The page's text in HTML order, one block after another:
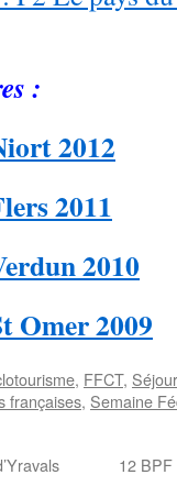
:
2012
2011
2010
Omer 2009
, FFCT,
françaises, Semaine
12